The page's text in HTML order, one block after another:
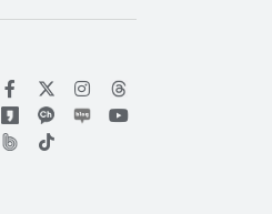
위키트리 페이스북위키트리 인스타그램
위키트리 유튜브
위키트리 틱톡